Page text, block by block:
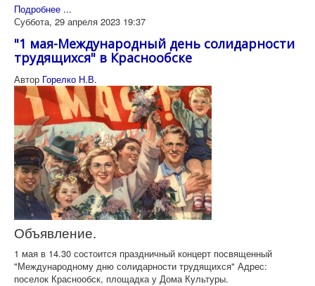
Подробнее ...
Суббота, 29 апреля 2023 19:37
"1 мая-Международный день солидарности
трудящихся" в Краснообске
Автор Горелко Н.В.
Объявление.
1 мая в 14.30 состоится праздничный концерт посвященный
"Международному дню солидарности трудящихся" Адрес:
поселок Краснообск, площадка у Дома Культуры.